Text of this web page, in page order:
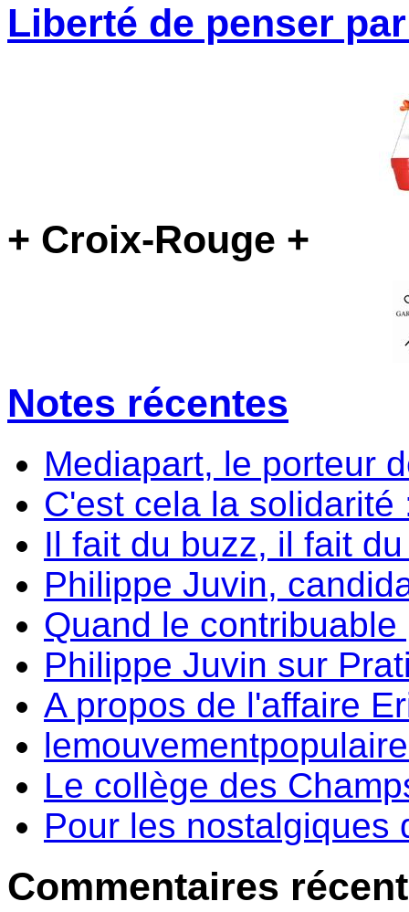
Liberté de penser
+ Croix-Rouge +
Notes récentes
Mediapart, le porteur
C'est cela la
Il fait du buzz, il fait
Philippe Juvin,
Quand le
Philippe Juvin sur
A propos de l'affaire
Le collège des
Pour les nostalgiques
Commentaires